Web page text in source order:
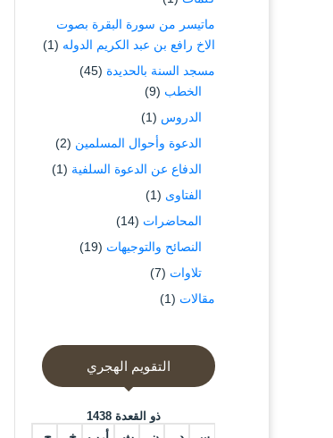
ماتيسر من سورة البقرة بصوت
الاخ رافع بن عبد الكريم الدوله (1)
مسجد السنة بالحديدة (45)
الخطب (9)
الدروس (1)
الدعوة وأحوال المسلمين (2)
الدفاع عن الدعوة السلفية (1)
الفتاوى (1)
المحاضرات (14)
النصائح والتوجيهات (19)
تلاوات (7)
مقالات (1)
التقويم الهجري
ذو القعدة 1438